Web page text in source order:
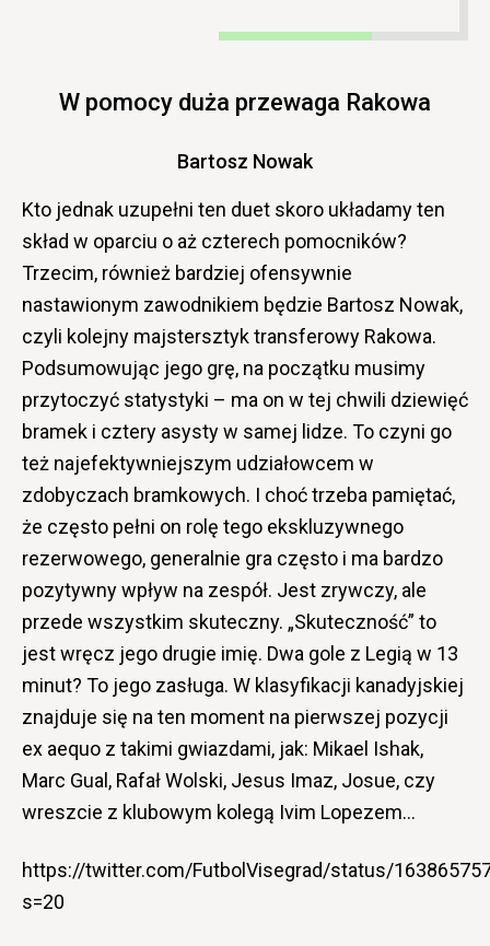
W pomocy duża przewaga Rakowa
Bartosz Nowak
Kto jednak uzupełni ten duet skoro układamy ten
skład w oparciu o aż czterech pomocników?
Trzecim, również bardziej ofensywnie
nastawionym zawodnikiem będzie Bartosz Nowak,
czyli kolejny majstersztyk transferowy Rakowa.
Podsumowując jego grę, na początku musimy
przytoczyć statystyki – ma on w tej chwili dziewięć
bramek i cztery asysty w samej lidze. To czyni go
też najefektywniejszym udziałowcem w
zdobyczach bramkowych. I choć trzeba pamiętać,
że często pełni on rolę tego ekskluzywnego
rezerwowego, generalnie gra często i ma bardzo
pozytywny wpływ na zespół. Jest zrywczy, ale
przede wszystkim skuteczny. „Skuteczność” to
jest wręcz jego drugie imię. Dwa gole z Legią w 13
minut? To jego zasługa. W klasyfikacji kanadyjskiej
znajduje się na ten moment na pierwszej pozycji
ex aequo z takimi gwiazdami, jak: Mikael Ishak,
Marc Gual, Rafał Wolski, Jesus Imaz, Josue, czy
wreszcie z klubowym kolegą Ivim Lopezem…
https://twitter.com/FutbolVisegrad/status/
s=20